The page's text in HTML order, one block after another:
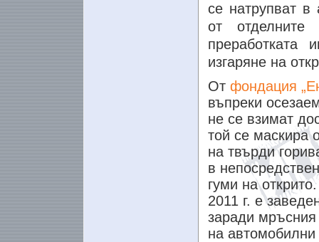
се натрупват в
от
изгаряне на
От фондация
въпреки
не се взимат
той се маскира
на твърди
в
гуми на
2011 г. е
заради мръсния
на автомобилни